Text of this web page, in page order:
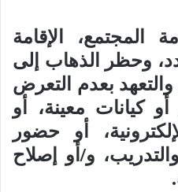
الإقامة
وحظر الذهاب إلى
بعدم التعرض
كيانات معينة، أو
أو حضور
و/أو إصلاح